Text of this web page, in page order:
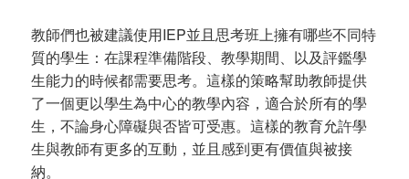
教師們也被建議使用IEP並且思考班上擁有哪些不同特
質的學生：在課程準備階段、教學期間、以及評鑑學
生能力的時候都需要思考。這樣的策略幫助教師提供
了一個更以學生為中心的教學內容，適合於所有的學
生，不論身心障礙與否皆可受惠。這樣的教育允許學
生與教師有更多的互動，並且感到更有價值與被接
納。